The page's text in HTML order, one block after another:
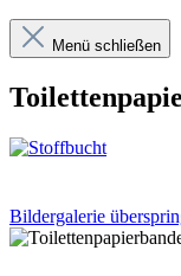
Menü schließen
Bildergalerie